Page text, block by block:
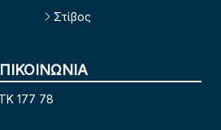
Στίβος
177 78